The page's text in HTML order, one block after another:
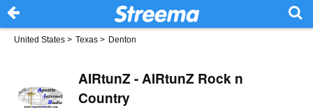
United States > Texas > Denton
AIRtunZ - AIRtunZ Rock n
Country